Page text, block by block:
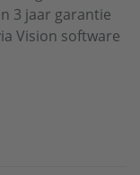
3 jaar garantie
Vision software